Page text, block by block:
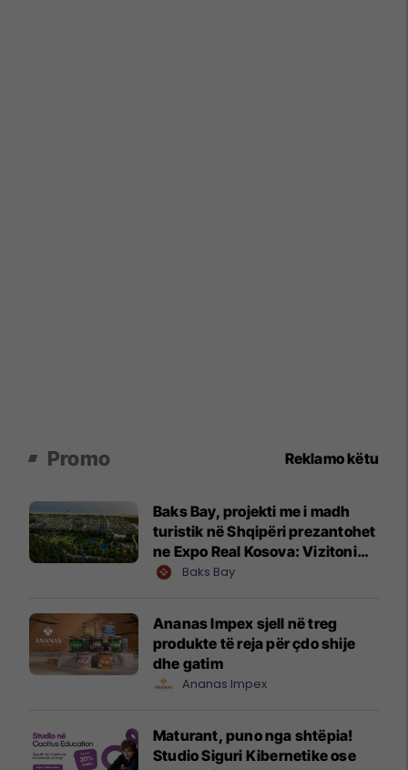
Promo Reklamo këtu
Baks Bay, projekti me i madh
turistik në Shqipëri prezantohet
ne Expo Real Kosova: Vizitoni
shtandin dhe zbuloni
Baks Bay
Ananas Impex sjell në treg
produkte të reja për çdo shije
dhe gatim
Ananas Impex
Maturant, puno nga shtëpia!
Studio Siguri Kibernetike ose